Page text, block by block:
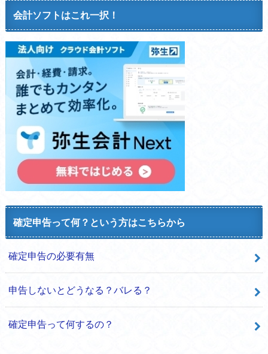
会計ソフトはこれ一択！
確定申告って何？という方はこちらから
確定申告の必要有無
申告しないとどうなる？バレる？
確定申告って何するの？